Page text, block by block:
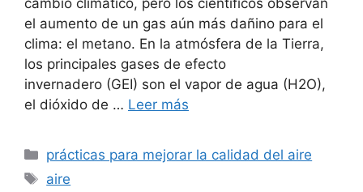
cambio climático, pero los científicos observan
el aumento de un gas aún más dañino para el
clima: el metano. En la atmósfera de la Tierra,
los principales gases de efecto
invernadero (GEI) son el vapor de agua (H2O),
el dióxido de … Leer más
Categorías
prácticas para mejorar la calidad del aire
Etiquetas
aire